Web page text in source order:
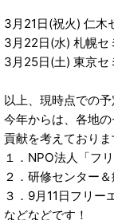
3月21日(祝火) 仁木
3月22日(水) 札幌セ
3月25日(土) 東京セ
以上、現時点での予
今年からは、各地
貢献を考えておりま
１．NPO法人「フ
２．研修センター
３．9月11日フリー
などなどです！